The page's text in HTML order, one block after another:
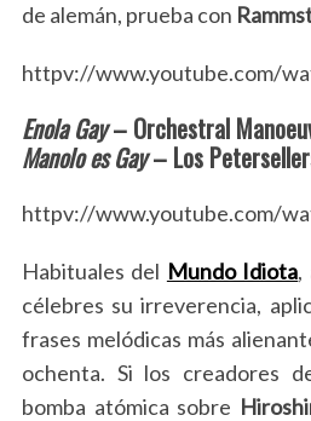
de alemán, prueba con
httpv://www.youtube.com/
Enola Gay– Orchestral
Manolo es Gay– Los
httpv://www.youtube.com/
Habituales del Mundo Idiota,
célebres su irreverencia,
frases melódicas más
ochenta. Si los creadores
bomba atómica sobre